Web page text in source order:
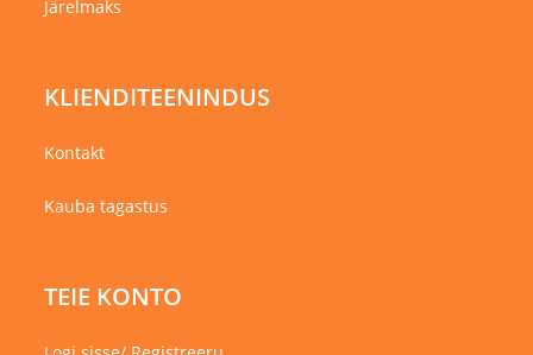
Järelmaks
KLIENDITEENINDUS
Kontakt
Kauba tagastus
TEIE KONTO